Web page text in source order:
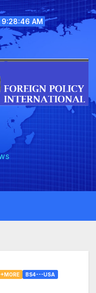
9:28:48 AM
BS4---USA